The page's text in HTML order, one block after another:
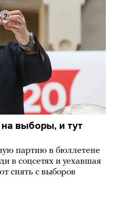
выборы, и тут
партию в бюллетене
в соцсетях и уехавшая
снять с выборов